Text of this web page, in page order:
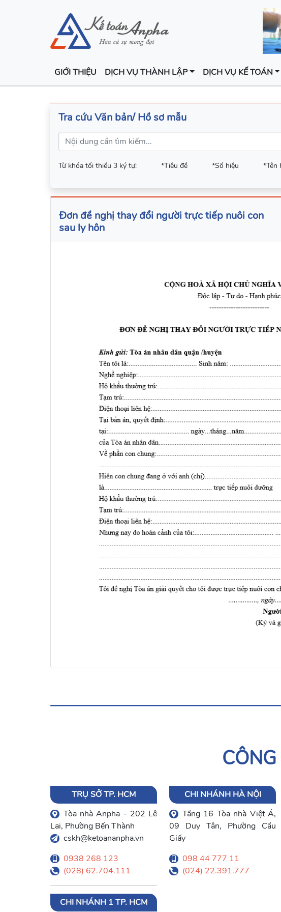
GIỚI THIỆU DỊCH VỤ THÀNH LẬP DỊCH VỤ KẾ TOÁN
Tra cứu Văn bản/ Hồ sơ mẫu
Từ khóa tối thiểu 3 ký tự: *Tiêu đề *Số hiệu *Tên
Đơn đề nghị thay đổi người trực tiếp nuôi con
sau ly hôn
TRỤ SỞ TP. HCM
Tòa nhà Anpha - 202 Lê
Lai, Phường Bến Thành
cskh@ketoananpha.vn
0938 268 123
(028) 62.704.111
CHI NHÁNH 1 TP. HCM
CHI NHÁNH HÀ NỘI
Tầng 16 Tòa nhà Việt Á,
09 Duy Tân, Phường Cầu
Giấy
098 44 777 11
(024) 22.391.777